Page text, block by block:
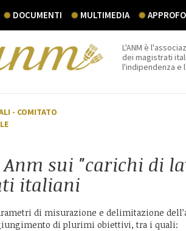
DOCUMENTI MULTIMEDIA
L'ANM è
dei magistrati
l'indipendenza e
- COMITATO
Anm sui "carichi di
italiani
di misurazione e delimitazione
di plurimi obiettivi, tra i quali: